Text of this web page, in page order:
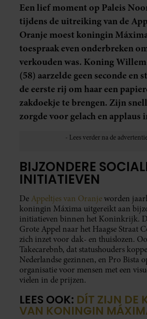
Een lief moment op Paleis
tijdens de uitreiking van de
Oranje moest koningin
toespraak even onderbreken
verkouden was. Koning
(58) aarzelde geen seconde en
de eerste rij om haar een
zakdoekje te brengen. Zijn
zorgde voor gelach en applaus
BIJZONDERE
INITIATIEVEN
De Appeltjes van Oranjeworden
koningin Máxima uitgereikt aan
initiatieven binnen het Koninkrijk.
Grote Appel naar het Haagse Straat
zich inzet voor dak- en thuislozen.
Takecarebnb, dat statushouders
Nederlandse gezinnen, en Pro Bista
organisatie voor mensen met een
vielen in de prijzen.
LEES OOK: DÍT ZIJN DE
VAN KONINGIN